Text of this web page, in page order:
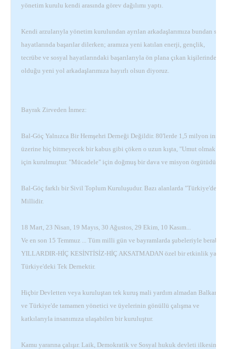
yönetim kurulu kendi arasında görev dağılımı yaptı.
Kendi arzularıyla yönetim kurulundan ayrılan arkadaşlarımıza bundan
hayatlarında başarılar dilerken; aramıza yeni katılan enerji, gençlik,
tecrübe ve sosyal hayatlarındaki başarılarıyla ön plana çıkan kişilerinde
olduğu yeni yol arkadaşlarımıza hayırlı olsun diyoruz.
Bayrak Zirveden İnmez:
Bal-Göç Yalnızca Bir Hemşehri Derneği Değildir. 80'lerde 1,5 milyon
üzerine hiç bitmeyecek bir kabus gibi çöken o uzun kışta, "Umut olmak"
için kurulmuştur. "Mücadele" için doğmuş bir dava ve misyon örgütüdür.
Bal-Göç farklı bir Sivil Toplum Kuruluşudur. Bazı alanlarda "Türkiye'de
Millidir.
18 Mart, 23 Nisan, 19 Mayıs, 30 Ağustos, 29 Ekim, 10 Kasım...
Ve en son 15 Temmuz ... Tüm milli gün ve bayramlarda şubeleriyle beraber
YILLARDIR-HİÇ KESİNTİSİZ-HİÇ AKSATMADAN özel bir etkinlik
Türkiye'deki Tek Dernektir.
Hiçbir Devletten veya kuruluştan tek kuruş mali yardım almadan
ve Türkiye'de tamamen yönetici ve üyelerinin gönüllü çalışma ve
katkılarıyla insanımıza ulaşabilen bir kuruluştur.
Kamu yararına çalışır. Laik, Demokratik ve Sosyal hukuk devleti ilkesine